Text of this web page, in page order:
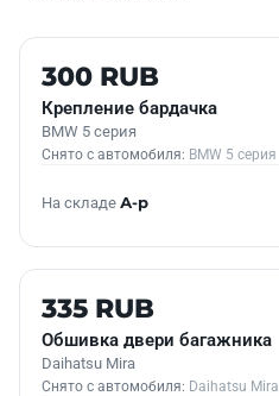
Б/У В НАЛИЧИИ
300 RUB
Крепление бардачка
BMW 5 серия
Снято с автомобиля: BMW 5 серия
На складе А-р
Б/У В НАЛИЧИИ
335 RUB
Обшивка двери багажника
Daihatsu Mira
Снято с автомобиля: Daihatsu Mira